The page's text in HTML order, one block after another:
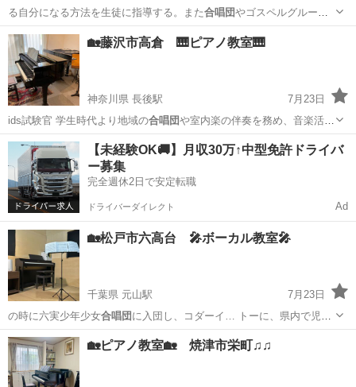
る自分になる方法を生徒に指導する。また合唱団やゴスペルグループ
のメンバーとして、た…
宮城 仙台市 旭ヶ丘駅 話し方 あがり症
🏡藤沢市高倉 🎹ピアノ教室🎹
神奈川県 長後駅
7月23日
ids試験官 学生時代より地域の合唱団や室内楽の伴奏を務め、音楽活動
に親しむ…
神奈川 藤沢市 長後駅 ピアノ レッスン
【未経験OK🚚】月収30万↑中型免許ドライバ
ー募集
完全週休2日で安定転職
ドライバーダイレクト Ad
🏡松戸市六高台 🎤ボーカル教室🎤
千葉県 元山駅
7月23日
の時に六実少年少女合唱団 に入団し、コダーイ… トーに、県内で児童
合唱団や親子わらべうたサ…
千葉 松戸市 元山駅 ボーカル レッスン
🏡ピアノ教室🏡 焼津市栄町♫♫